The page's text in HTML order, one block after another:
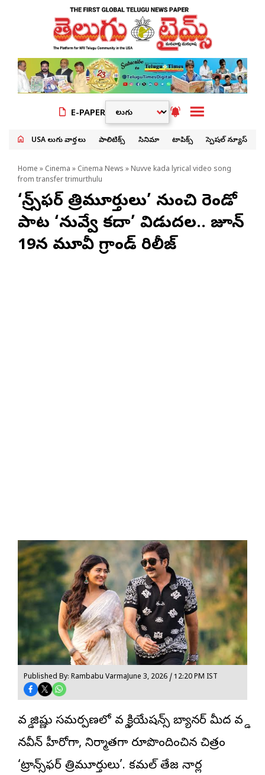
E-PAPER
USA తెలుగు వార్తలు పాలిటిక్స్ సినిమా టాపిక్స్ స్పెషల్ న్యూస్
Home » Cinema » Cinema News » Nuvve kada lyrical video song
from transfer trimurthulu
‘ట్రాన్స్‌ఫ‌ర్ త్రిమూర్తులు’ నుంచి రెండో
పాట ‘నువ్వే క‌దా’ విడుదల.. జూన్
19న మూవీ గ్రాండ్ రిలీజ్
Published By: Rambabu VarmaJune 3, 2026 / 12:20 PM IST
వడ్డే జిష్ణు సమర్పణలో వడ్డే క్రియేషన్స్ బ్యానర్ మీద వడ్డే
నవీన్ హీరోగా, నిర్మాతగా రూపొందించిన చిత్రం
‘ట్రాన్స్‌ఫర్ త్రిమూర్తులు’. కమల్ తేజ నార్ల